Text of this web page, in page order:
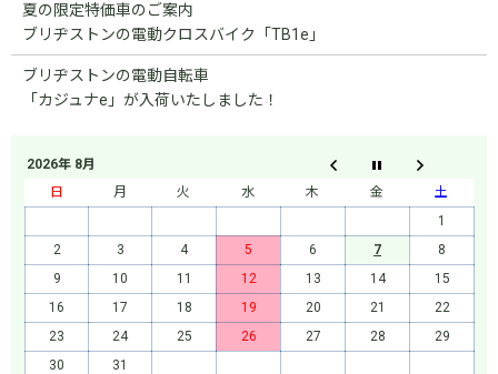
夏の限定特価車のご案内
ブリヂストンの電動クロスバイク「TB1e」
ブリヂストンの電動自転車
「カジュナe」が入荷いたしました！
2026年 8月
日
月 火 水 木 金
土
1
2
3 4 5 6 7
8
9
10 11 12 13 14
15
16
17 18 19 20 21
22
23
24 25 26 27 28
29
30
31